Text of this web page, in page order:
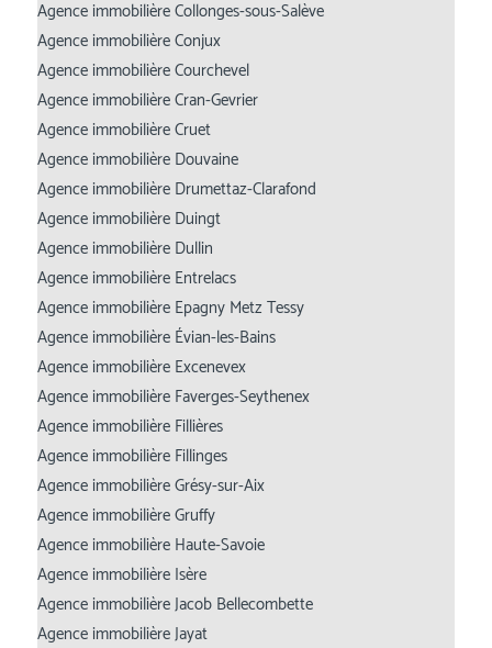
Agence immobilière Collonges-sous-Salève
Agence immobilière Conjux
Agence immobilière Courchevel
Agence immobilière Cran-Gevrier
Agence immobilière Cruet
Agence immobilière Douvaine
Agence immobilière Drumettaz-Clarafond
Agence immobilière Duingt
Agence immobilière Dullin
Agence immobilière Entrelacs
Agence immobilière Epagny Metz Tessy
Agence immobilière Évian-les-Bains
Agence immobilière Excenevex
Agence immobilière Faverges-Seythenex
Agence immobilière Fillières
Agence immobilière Fillinges
Agence immobilière Grésy-sur-Aix
Agence immobilière Gruffy
Agence immobilière Haute-Savoie
Agence immobilière Isère
Agence immobilière Jacob Bellecombette
Agence immobilière Jayat